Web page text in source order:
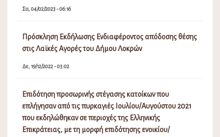
Σα, 04/02/2023 - 06:16
Πρόσκληση Εκδήλωσης Ενδιαφέροντος απόδοσης θέσης
στις Λαϊκές Αγορές του Δήμου Λοκρών
Δε, 19/12/2022 - 03:02
Επιδότηση προσωρινής στέγασης κατοίκων που
επλήγησαν από τις πυρκαγιές Ιουλίου/Αυγούστου 2021
που εκδηλώθηκαν σε περιοχές της Ελληνικής
Επικράτειας, με τη μορφή επιδότησης ενοικίου/